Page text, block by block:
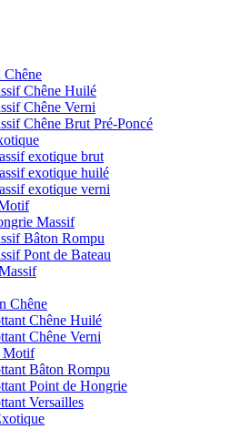
Chêne
Chêne Huilé
Chêne Verni
Chêne Brut Pré-Poncé
exotique brut
exotique huilé
exotique verni
Massif
Bâton Rompu
Pont de Bateau
Chêne
Chêne Huilé
Chêne Verni
Motif
Bâton Rompu
Point de Hongrie
Versailles